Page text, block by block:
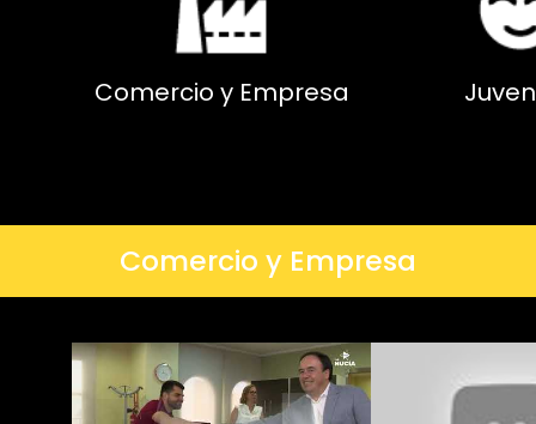
Comercio y Empresa
Comercio y Empresa